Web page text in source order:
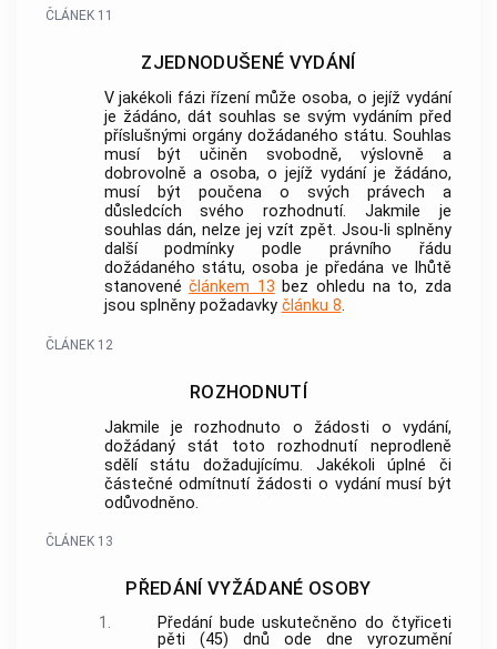
ČLÁNEK 11
ZJEDNODUŠENÉ VYDÁNÍ
V jakékoli fázi řízení může osoba, o jejíž vydání
je žádáno, dát souhlas se svým vydáním před
příslušnými orgány dožádaného státu. Souhlas
musí být učiněn svobodně, výslovně a
dobrovolně a osoba, o jejíž vydání je žádáno,
musí být poučena o svých právech a
důsledcích svého rozhodnutí. Jakmile je
souhlas dán, nelze jej vzít zpět. Jsou-li splněny
další podmínky podle právního řádu
dožádaného státu, osoba je předána ve lhůtě
stanovenéčlánkem 13 bez ohledu na to, zda
jsou splněny požadavky článku 8.
ČLÁNEK 12
ROZHODNUTÍ
Jakmile je rozhodnuto o žádosti o vydání,
dožádaný stát toto rozhodnutí neprodleně
sdělí státu dožadujícímu. Jakékoli úplné či
částečné odmítnutí žádosti o vydání musí být
odůvodněno.
ČLÁNEK 13
PŘEDÁNÍ VYŽÁDANÉ OSOBY
1.
Předání bude uskutečněno do čtyřiceti
pěti (45) dnů ode dne vyrozumění